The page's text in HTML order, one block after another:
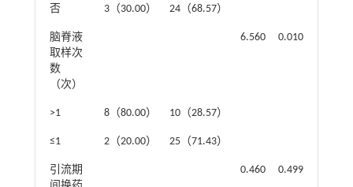
否 3（30.00） 24（68.57）
脑脊液
取样次
数
（次）
6.560 0.010
>1 8（80.00） 10（28.57）
≤1 2（20.00） 25（71.43）
引流期
0.460 0.499